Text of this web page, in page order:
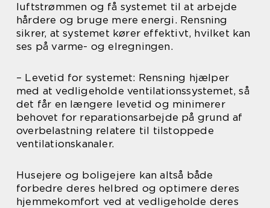
luftstrømmen og få systemet til at arbejde
hårdere og bruge mere energi. Rensning
sikrer, at systemet kører effektivt, hvilket kan
ses på varme- og elregningen.
– Levetid for systemet: Rensning hjælper
med at vedligeholde ventilationssystemet, så
det får en længere levetid og minimerer
behovet for reparationsarbejde på grund af
overbelastning relatere til tilstoppede
ventilationskanaler.
Husejere og boligejere kan altså både
forbedre deres helbred og optimere deres
hjemmekomfort ved at vedligeholde deres